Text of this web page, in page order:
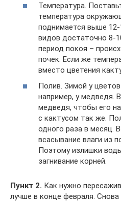
Температура.
температура
поднимается выше
видов достаточно 8-
период покоя –
почек. Если же
вместо цветения
Полив. Зимой у
например, у медведя.
медведя, чтобы его
с кактусом так же.
одного раза в месяц.
всасывание влаги из
Поэтому излишки
загнивание корней.
Пункт 2. Как нужно
лучше в конце февраля.